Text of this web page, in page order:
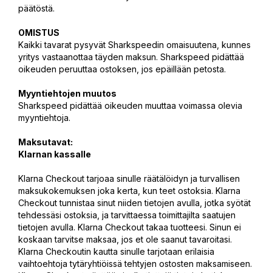
päätöstä.
OMISTUS
Kaikki tavarat pysyvät Sharkspeedin omaisuutena, kunnes
yritys vastaanottaa täyden maksun. Sharkspeed pidättää
oikeuden peruuttaa ostoksen, jos epäillään petosta.
Myyntiehtojen muutos
Sharkspeed pidättää oikeuden muuttaa voimassa olevia
myyntiehtoja.
Maksutavat:
Klarnan kassalle
Klarna Checkout tarjoaa sinulle räätälöidyn ja turvallisen
maksukokemuksen joka kerta, kun teet ostoksia. Klarna
Checkout tunnistaa sinut niiden tietojen avulla, jotka syötät
tehdessäsi ostoksia, ja tarvittaessa toimittajilta saatujen
tietojen avulla. Klarna Checkout takaa tuotteesi. Sinun ei
koskaan tarvitse maksaa, jos et ole saanut tavaroitasi.
Klarna Checkoutin kautta sinulle tarjotaan erilaisia
vaihtoehtoja tytäryhtiöissä tehtyjen ostosten maksamiseen.